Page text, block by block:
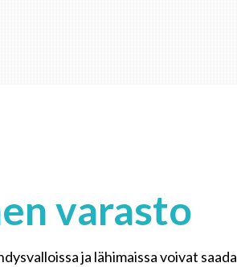
varasto
ja lähimaissa voivat saada